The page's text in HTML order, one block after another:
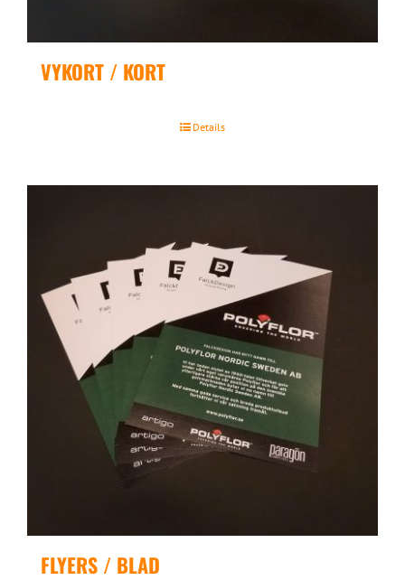
VYKORT / KORT
Details
FLYERS / BLAD